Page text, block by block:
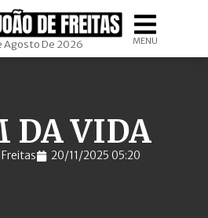
Agosto De 2026 MENU
DA VIDA
20/11/2025 05:20